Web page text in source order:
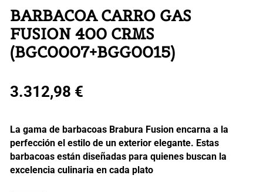
BARBACOA CARRO GAS
FUSION 400 CRMS
(BGC0007+BGG0015)
3.312,98 €
La gama de barbacoas Brabura Fusion encarna a la
perfección el estilo de un exterior elegante. Estas
barbacoas están diseñadas para quienes buscan la
excelencia culinaria en cada plato